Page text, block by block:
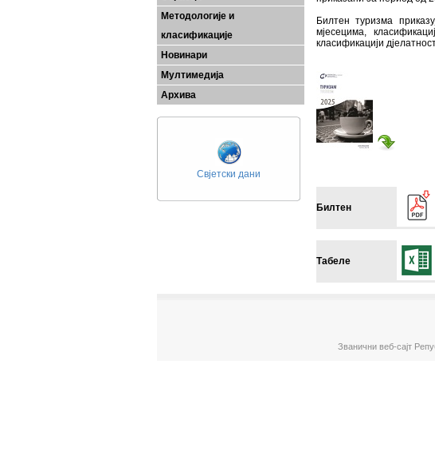
Методологије и
класификације
Новинари
Мултимедија
Архива
Свјетски дани
Билтен туризма
мјесецима,
класификацији
Билтен
Табеле
Званични веб-сајт